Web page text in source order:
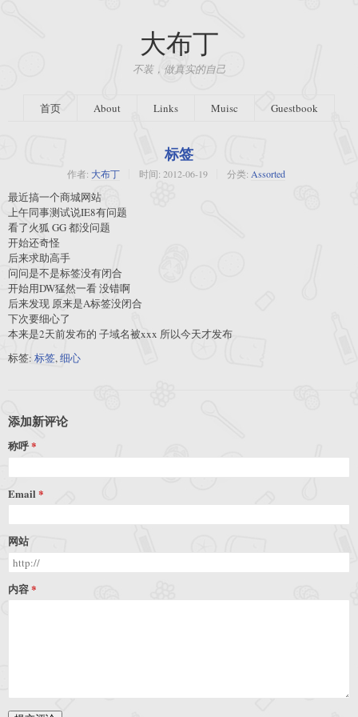
大布丁
不装，做真实的自己
首页 About Links Muisc Guestbook
标签
作者: 大布丁 时间: 2012-06-19 分类: Assorted
最近搞一个商城网站
上午同事测试说IE8有问题
看了火狐 GG 都没问题
开始还奇怪
后来求助高手
问问是不是标签没有闭合
开始用DW猛然一看 没错啊
后来发现 原来是A标签没闭合
下次要细心了
本来是2天前发布的 子域名被xxx 所以今天才发布
标签: 标签,细心
添加新评论
称呼
Email
网站
内容